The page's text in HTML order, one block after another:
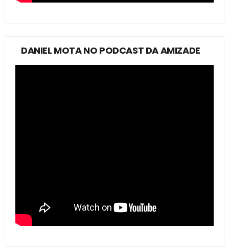
DANIEL MOTA NO PODCAST DA AMIZADE